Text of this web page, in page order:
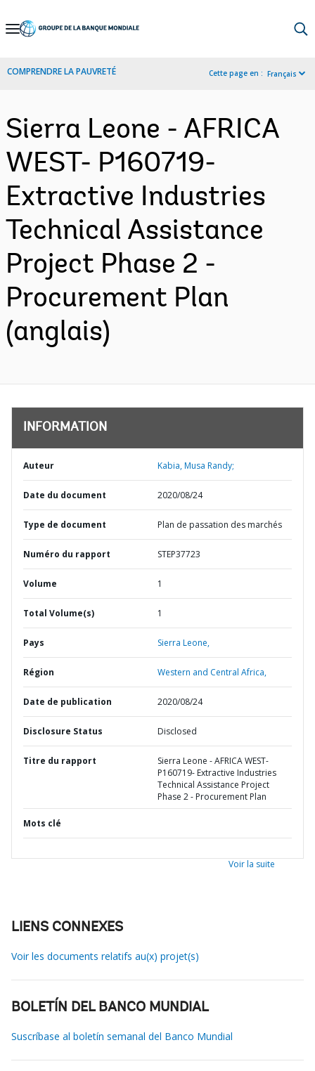
Skip
Navigation
COMPRENDRE LA PAUVRETÉ Cette page en : Français
Sierra Leone - AFRICA
WEST- P160719-
Extractive Industries
Technical Assistance
Project Phase 2 -
Procurement Plan
(anglais)
INFORMATION
Auteur Kabia, Musa Randy;
Date du document 2020/08/24
Type de document Plan de passation des marchés
Numéro du rapport STEP37723
Volume 1
Total Volume(s) 1
Pays Sierra Leone,
Région Western and Central Africa,
Date de publication 2020/08/24
Disclosure Status Disclosed
Titre du rapport
Sierra Leone - AFRICA WEST-
P160719- Extractive Industries
Technical Assistance Project
Phase 2 - Procurement Plan
Mots clé
Voir la suite
LIENS CONNEXES
Voir les documents relatifs au(x) projet(s)
BOLETÍN DEL BANCO MUNDIAL
Suscríbase al boletín semanal del Banco Mundial